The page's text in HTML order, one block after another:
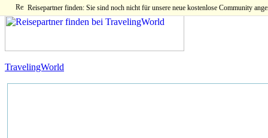
Reisepartner finden: Sie sind noch nicht für unsere neue kostenlose Community
TravelingWorld